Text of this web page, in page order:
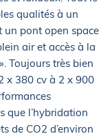
qualités à un
un pont open space
air et accès à la
Toujours très bien
x 380 cv à 2 x 900
que l’hybridation
de CO2 d’environ